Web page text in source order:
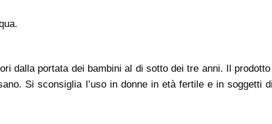
dalla portata dei bambini al di sotto dei tre anni. Il
Si sconsiglia l’uso in donne in età fertile e in soggetti